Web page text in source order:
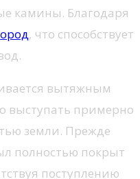
камины. Благодаря
, что способствует
вытяжным
выступать примерно
земли. Прежде
полностью покрыт
поступлению